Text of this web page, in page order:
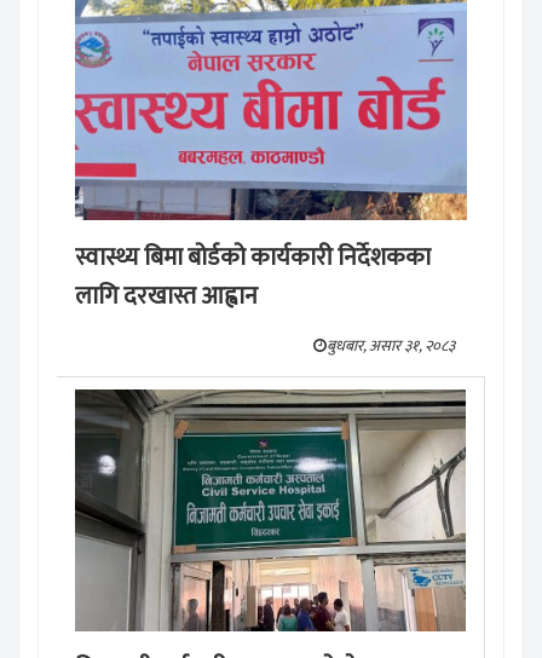
स्वास्थ्य बिमा बोर्डको कार्यकारी निर्देशकका
लागि दरखास्त आह्वान
बुधबार, असार ३१, २०८३